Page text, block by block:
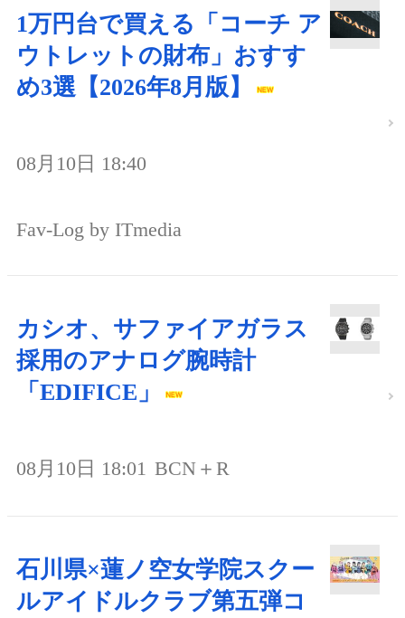
1万円台で買える「コーチ ア
ウトレットの財布」おすす
め3選【2026年8月版】
08月10日 18:40
Fav-Log by ITmedia
カシオ、サファイアガラス
採用のアナログ腕時計
「EDIFICE」
08月10日 18:01 BCN＋R
石川県×蓮ノ空女学院スクー
ルアイドルクラブ第五弾コ